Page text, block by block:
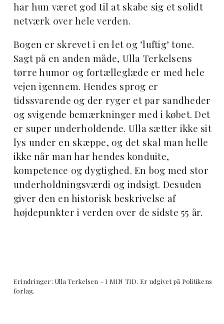
har hun været god til at skabe sig et solidt
netværk over hele verden.
Bogen er skrevet i en let og ’luftig’ tone.
Sagt på en anden måde, Ulla Terkelsens
tørre humor og fortælleglæde er med hele
vejen igennem. Hendes sprog er
tidssvarende og der ryger et par sandheder
og svigende bemærkninger med i købet. Det
er super underholdende. Ulla sætter ikke sit
lys under en skæppe, og det skal man helle
ikke når man har hendes konduite,
kompetence og dygtighed. En bog med stor
underholdningsværdi og indsigt. Desuden
giver den en historisk beskrivelse af
højdepunkter i verden over de sidste 55 år.
Erindringer: Ulla Terkelsen – I MIN TID. Er udgivet på Politikens
forlag.